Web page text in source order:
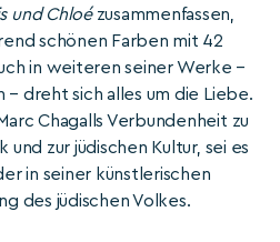
und Chloézusammenfassen,
schönen Farben mit 42
in weiteren seiner Werke –
– dreht sich alles um die Liebe.
Chagalls Verbundenheit zu
zur jüdischen Kultur, sei es
in seiner künstlerischen
des jüdischen Volkes.